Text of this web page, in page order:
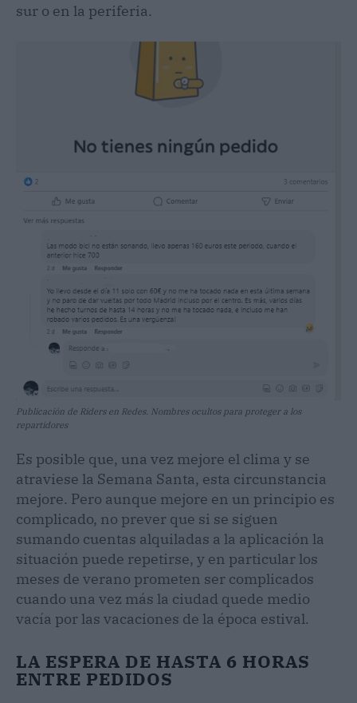
sur o en la periferia.
Publicación de Riders en Redes. Nombres ocultos para proteger a los
repartidores
Es posible que, una vez mejore el clima y se
atraviese la Semana Santa, esta circunstancia
mejore. Pero aunque mejore en un principio es
complicado, no prever que si se siguen
sumando cuentas alquiladas a la aplicación la
situación puede repetirse, y en particular los
meses de verano prometen ser complicados
cuando una vez más la ciudad quede medio
vacía por las vacaciones de la época estival.
LA ESPERA DE HASTA 6 HORAS
ENTRE PEDIDOS